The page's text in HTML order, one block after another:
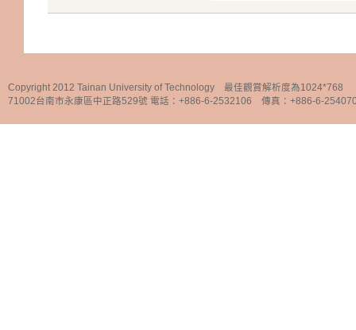
Copyright 2012 Tainan University of Technology 最佳觀賞解析度為1024*768
71002台南市永康區中正路529號 電話：+886-6-2532106 傳真：+886-6-